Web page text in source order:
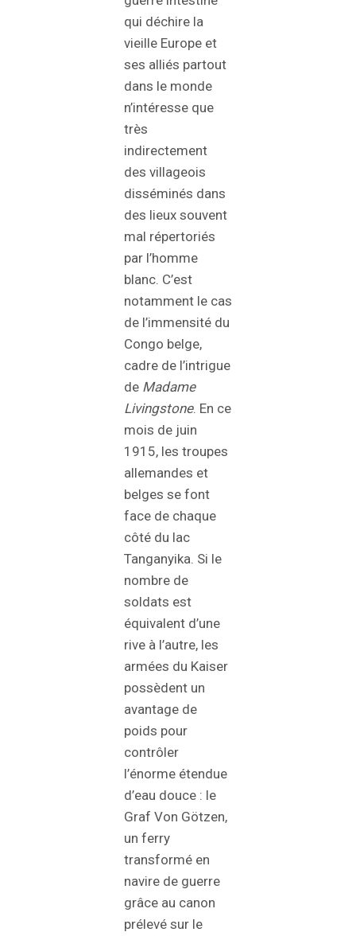
qui déchire la
vieille Europe et
ses alliés partout
dans le monde
n’intéresse que
très
indirectement
des villageois
disséminés dans
des lieux souvent
mal répertoriés
par l’homme
blanc. C’est
notamment le cas
de l’immensité du
Congo belge,
cadre de l’intrigue
de Madame
Livingstone. En ce
mois de juin
1915, les troupes
allemandes et
belges se font
face de chaque
côté du lac
Tanganyika. Si le
nombre de
soldats est
équivalent d’une
rive à l’autre, les
armées du Kaiser
possèdent un
avantage de
poids pour
contrôler
l’énorme étendue
d’eau douce : le
Graf Von Götzen,
un ferry
transformé en
navire de guerre
grâce au canon
prélevé sur le